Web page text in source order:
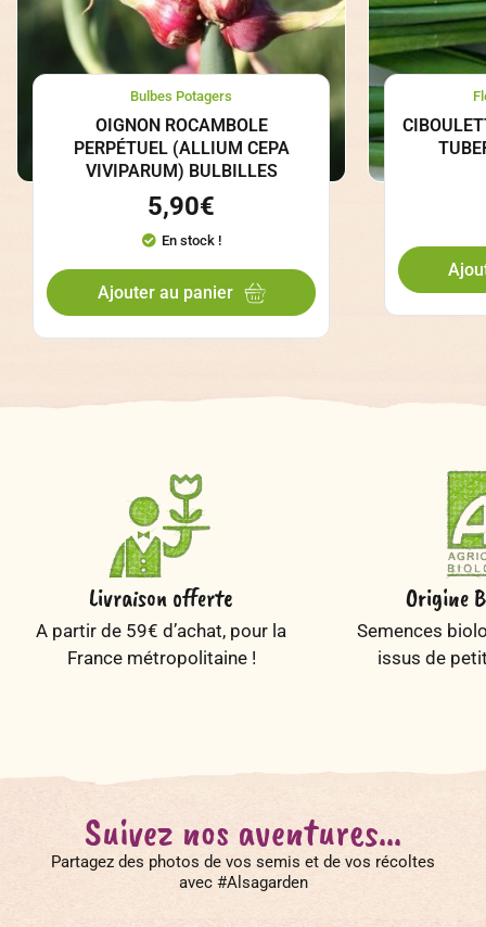
Bulbes Potagers
OIGNON ROCAMBOLE
PERPÉTUEL (ALLIUM CEPA
VIVIPARUM) BULBILLES
5,90€
En stock !
Ajouter au panier
Livraison offerte
A partir de 59€ d’achat, pour la
France métropolitaine !
Origine
Semences
issus de
Suivez nos aventures...
Partagez des photos de vos semis et de vos récoltes
avec #Alsagarden